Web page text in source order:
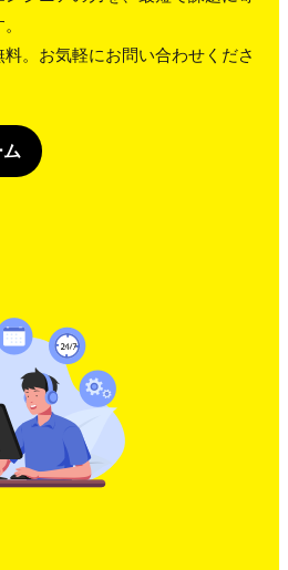
。お気軽にお問い合わせくださ